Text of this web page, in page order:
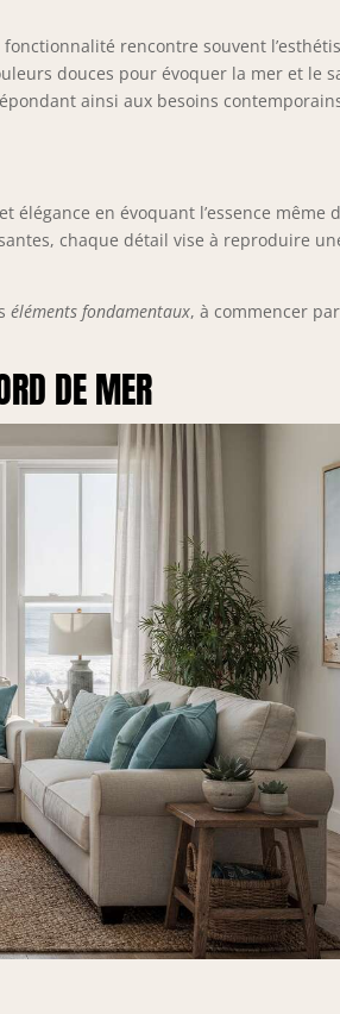
rencontre souvent
douces pour évoquer la mer et le
ainsi aux besoins
en évoquant l’essence même
chaque détail vise à reproduire
éléments fondamentaux, à commencer
DE MER